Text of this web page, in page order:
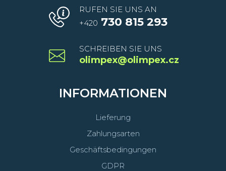
RUFEN SIE UNS AN
+420 730 815 293
SCHREIBEN SIE UNS
olimpex@olimpex.cz
INFORMATIONEN
Lieferung
Zahlungsarten
Geschäftsbedingungen
GDPR